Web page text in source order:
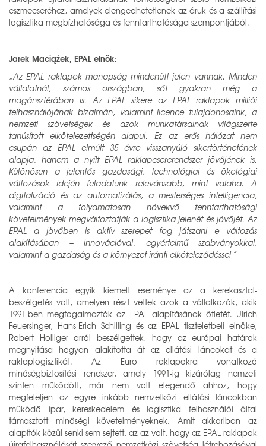
eszmecseréhez, amelyek elengedhetetlenek az áruk és a szállítási
logisztika megbízhatósága és fenntarthatósága szempontjából.
Jarek Maciążek, EPAL elnök:
„Az EPAL raklapok manapság mindenütt jelen vannak. Minden
vállalatnál, számos országban, sőt gyakran még a
magánszférában is. Az EPAL sikere az EPAL raklapok milliói
felhasználójának bizalmán, valamint licence tulajdonosaink, a
nemzeti szövetségek és azok munkatársainak világszerte
tanúsított elkötelezettségén alapul. Ez az erős hálózat nem
csupán az EPAL elmúlt 35 évre visszanyúló sikertörténetének
alapja, hanem a nyílt EPAL raklapcsererendszer jövőjének is.
Különösen a jelentős gazdasági, technológiai és ökológiai
változások idején feladatunk relevánsabb, mint valaha. A
digitalizáció és az automatizálás, a mesterséges intelligencia,
valamint a folyamatosan növekvő fenntarthatósági
követelmények megváltoztatják a logisztika jelenét és jövőjét. Az
EPAL a jövőben is aktív szerepet fog játszani e változás
alakításában – innovációval, egyértelmű szabványokkal,
valamint a gazdaság és a környezet iránti elköteleződéssel.”
A konferencia egyik kiemelt eseménye az a kerekasztal-
beszélgetés volt, amelyen részt vettek azok a vállalkozók, akik
1991-ben megfogalmazták az EPAL alapításának ötletét. Ulrich
Feuersinger, Hans-Erich Schilling és az EPAL tiszteletbeli elnöke,
Robert Holliger arról beszélgettek, hogy az európai határok
megnyitása hogyan alakította át az ellátási láncokat és a
raklaplogisztikát. Az Euro raklapokra vonatkozó
minőségbiztosítási rendszer, amely 1991-ig kizárólag nemzeti
szinten működött, már nem volt elegendő ahhoz, hogy
megfeleljen az egyre inkább nemzetközi ellátási láncokban
működő ipar, kereskedelem és logisztika felhasználói által
támasztott minőségi követelményeknek. Amit akkoriban az
alapítók közül senki sem sejtett, az az volt, hogy az EPAL raklapok